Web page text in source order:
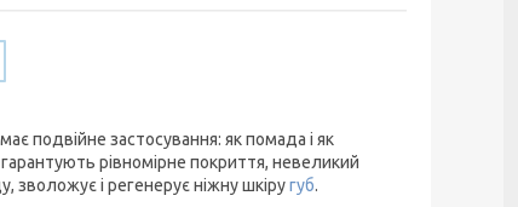
подвійне застосування: як помада і як
рівномірне покриття, невеликий
зволожує і регенерує ніжну шкіругуб.